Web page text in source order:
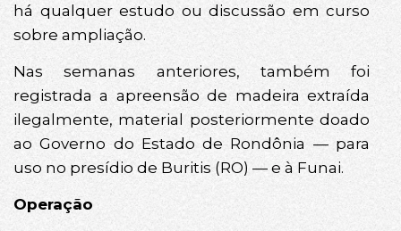
há qualquer estudo ou discussão em curso
sobre ampliação.
Nas semanas anteriores, também foi
registrada a apreensão de madeira extraída
ilegalmente, material posteriormente doado
ao Governo do Estado de Rondônia — para
uso no presídio de Buritis (RO) — e à Funai.
Operação